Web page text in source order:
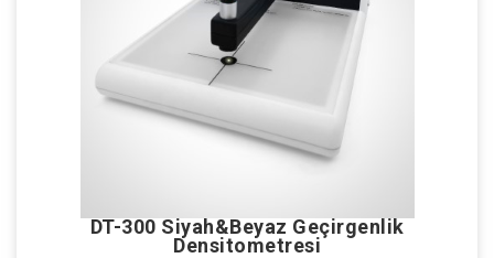
DT-300 Siyah&Beyaz Geçirgenlik
Densitometresi